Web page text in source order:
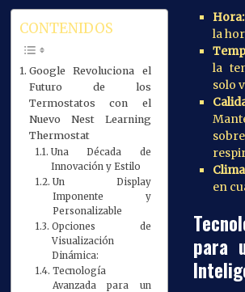
CONTENIDOS
Google Revoluciona el
Futuro de los
Termostatos con el
Nuevo Nest Learning
Thermostat
Una Década de
Innovación y Estilo
Un Display
Imponente y
Personalizable
Opciones de
Visualización
Dinámica:
Tecnología
Avanzada para un
Hora:
la
la
solo
en
para